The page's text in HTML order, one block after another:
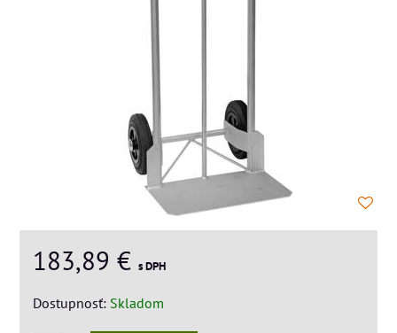
183,89 € s DPH
Dostupnosť: Skladom